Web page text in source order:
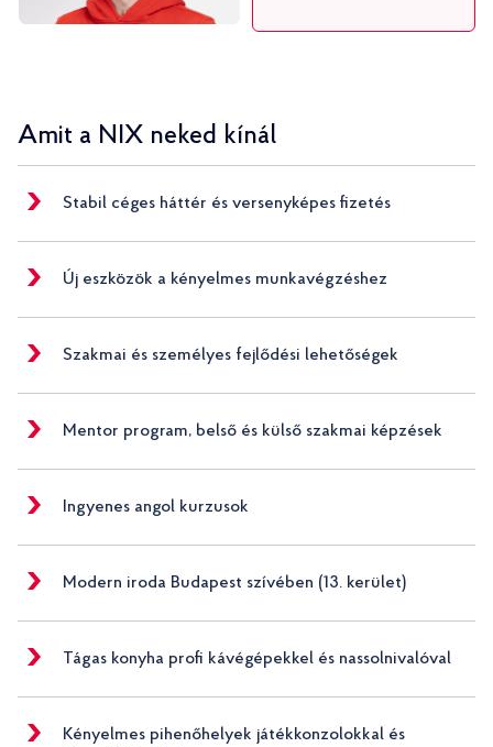
Amit a NIX neked kínál
Stabil céges háttér és versenyképes fizetés
Új eszközök a kényelmes munkavégzéshez
Szakmai és személyes fejlődési lehetőségek
Mentor program, belső és külső szakmai képzések
Ingyenes angol kurzusok
Modern iroda Budapest szívében (13. kerület)
Tágas konyha profi kávégépekkel és nassolnivalóval
Kényelmes pihenőhelyek játékkonzolokkal és